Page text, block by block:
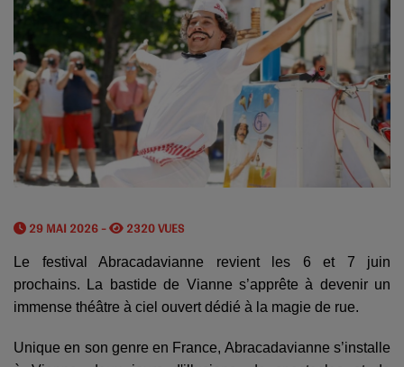
29 MAI 2026 - 2320 VUES
Le festival Abracadavianne revient les 6 et 7 juin
prochains. La bastide de Vianne s’apprête à devenir un
immense théâtre à ciel ouvert dédié à la magie de rue.
Unique en son genre en France, Abracadavianne s’installe